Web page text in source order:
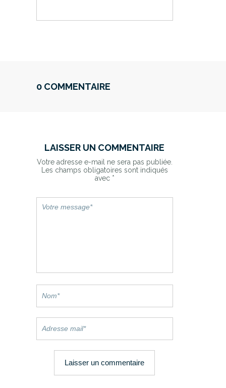
0 COMMENTAIRE
LAISSER UN COMMENTAIRE
Votre adresse e-mail ne sera pas publiée.
Les champs obligatoires sont indiqués
avec *